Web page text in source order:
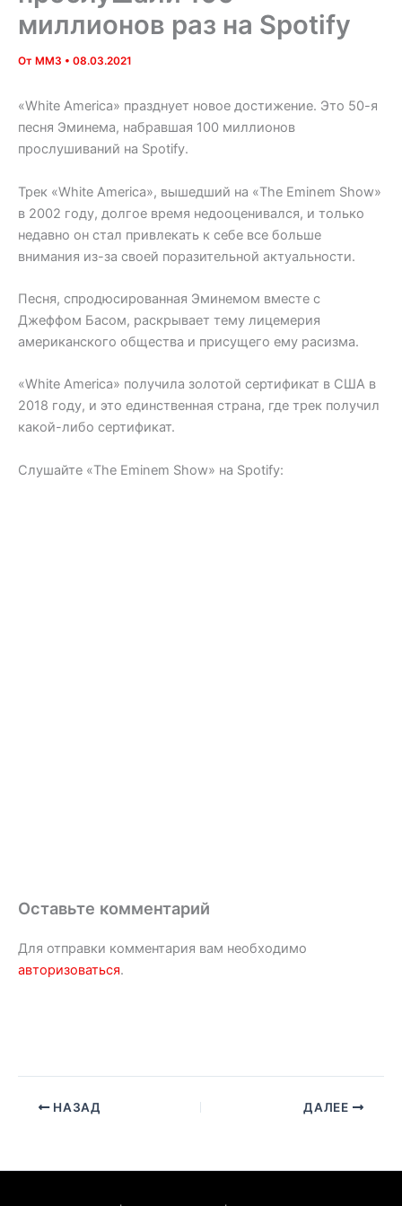
миллионов раз на Spotify
От MM3 • 08.03.2021
«White America» празднует новое достижение. Это 50-я
песня Эминема, набравшая 100 миллионов
прослушиваний на Spotify.
Трек «White America», вышедший на «The Eminem Show»
в 2002 году, долгое время недооценивался, и только
недавно он стал привлекать к себе все больше
внимания из-за своей поразительной актуальности.
Песня, спродюсированная Эминемом вместе с
Джеффом Басом, раскрывает тему лицемерия
американского общества и присущего ему расизма.
«White America» получила золотой сертификат в США в
2018 году, и это единственная страна, где трек получил
какой-либо сертификат.
Слушайте «The Eminem Show» на Spotify:
Оставьте комментарий
Для отправки комментария вам необходимо
авторизоваться.
НАЗАД ДАЛЕЕ